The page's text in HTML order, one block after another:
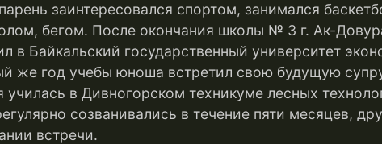
заинтересовался спортом, занимался
бегом. После окончания школы № 3 г. Ак-
в Байкальский государственный университет
же год учебы юноша встретил свою будущую
училась в Дивногорском техникуме лесных
созванивались в течение пяти месяцев,
встречи.